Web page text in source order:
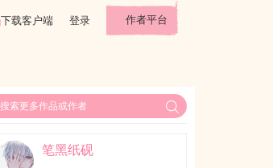
下载客户端 登录 作者平台
笔黑纸砚